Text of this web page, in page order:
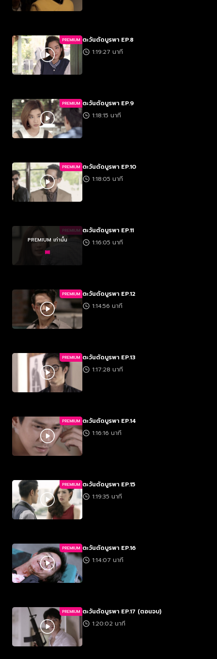
PREMIUM ตะวันตัดบูรพา EP.8
1:19:27 นาที
PREMIUM ตะวันตัดบูรพา EP.9
1:18:15 นาที
PREMIUM ตะวันตัดบูรพา EP.10
1:18:05 นาที
PREMIUM
PREMIUM เท่านั้น
ตะวันตัดบูรพา EP.11
1:16:05 นาที
PREMIUM ตะวันตัดบูรพา EP.12
1:14:56 นาที
PREMIUM ตะวันตัดบูรพา EP.13
1:17:28 นาที
PREMIUM ตะวันตัดบูรพา EP.14
1:16:16 นาที
PREMIUM ตะวันตัดบูรพา EP.15
1:19:35 นาที
PREMIUM ตะวันตัดบูรพา EP.16
1:14:07 นาที
PREMIUM ตะวันตัดบูรพา EP.17 (ตอนจบ)
1:20:02 นาที